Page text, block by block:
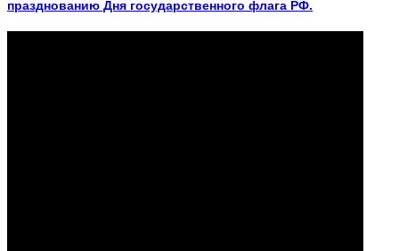
празднованию Дня государственного флага РФ.